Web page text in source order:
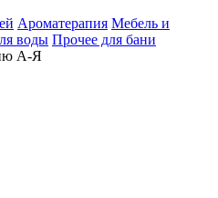
Ароматерапия Мебель и
воды Прочее для бани
А-Я